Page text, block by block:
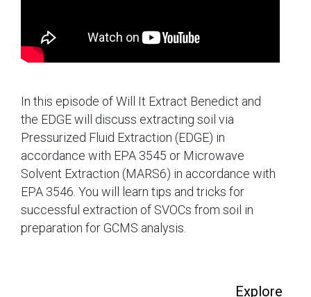
In this episode of Will It Extract Benedict and
the EDGE will discuss extracting soil via
Pressurized Fluid Extraction (EDGE) in
accordance with EPA 3545 or Microwave
Solvent Extraction (MARS6) in accordance with
EPA 3546. You will learn tips and tricks for
successful extraction of SVOCs from soil in
preparation for GCMS analysis.
Explore